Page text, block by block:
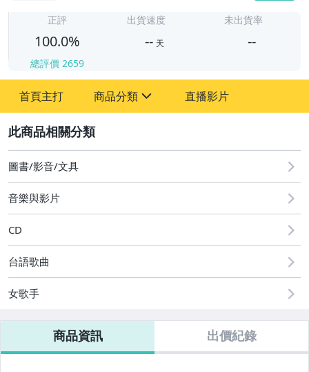
正評
100.0%
總評價 2659
出貨速度
-- 天
未出貨率
--
首頁主打 商品分類
國語光碟
台語光碟
古典光碟
粵語光碟
直播影片
圖書/影音/文具
音樂與影片
CD
台語歌曲
女歌手
商品資訊 出價紀錄